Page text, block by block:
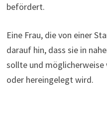
befördert.
Eine Frau, die von einer
darauf hin, dass sie in
sollte und
oder hereingelegt wird.